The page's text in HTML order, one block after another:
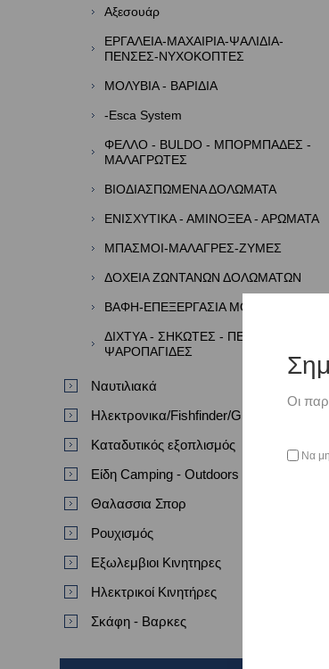
Αξεσουάρ
ΕΡΓΑΛΕΙΑ-ΜΑΧΑΙΡΙΑ-ΨΑΛΙΔΙΑ-
ΠΕΝΣΕΣ-ΝΥΧΟΚΟΠΤΕΣ
ΜΟΛΥΒΙΑ - ΒΑΡΙΔΙΑ
-Esca System
ΦΕΛΛΟ - BULDO - ΜΠΟΡΜΠΑΔΕΣ -
ΜΑΛΑΓΡΩΤΕΣ
ΒΙΟΔΙΑΣΠΩΜΕΝΑ ΔΟΛΩΜΑΤΑ
ΕΝΙΣΧΥΤΙΚΑ - ΑΜΙΝΟΞΕΑ - ΑΡΩΜΑΤΑ
ΜΠΑΣΜΟΙ-ΜΑΛΑΓΡΕΣ-ΖΥΜΕΣ
ΔΟΧΕΙΑ ΖΩΝΤΑΝΩΝ ΔΟΛΩΜΑΤΩΝ
ΒΑΦΗ-ΕΠΕΞΕΡΓΑΣΙΑ ΜΟΛΥΒΙΩΝ
ΔΙΧΤΥΑ - ΣΗΚΩΤΕΣ - ΠΕΖΟΒΟΛΑ -
ΨΑΡΟΠΑΓΙΔΕΣ
Ναυτιλιακά
Ηλεκτρονικα/Fishfinder/GPS/VHF
Καταδυτικός εξοπλισμός
Είδη Camping - Outdoors
Θαλασσια Σπορ
Ρουχισμός
Εξωλεμβιοι Κινητηρες
Ηλεκτρικοί Κινητήρες
Σκάφη - Βαρκες
Οι
Να